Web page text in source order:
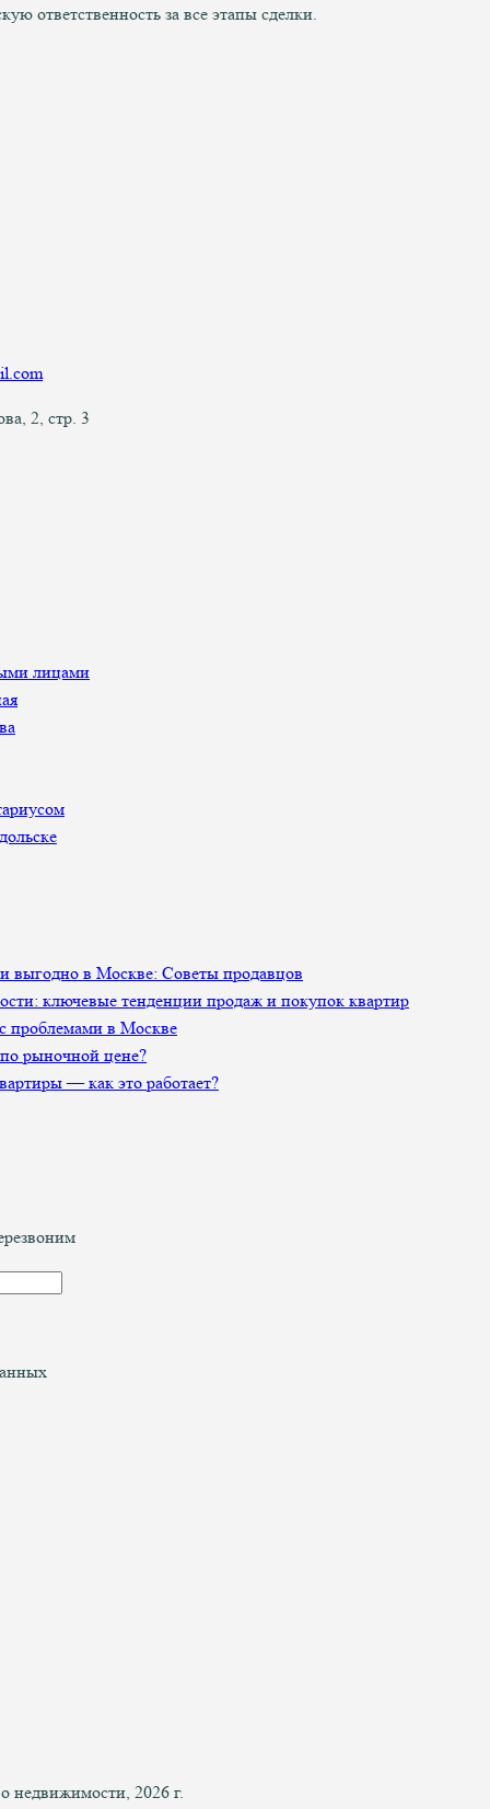
ответственность за все этапы сделки.
2, стр. 3
лицами
выгодно в Москве: Советы продавцов
ключевые тенденции продаж и покупок квартир
проблемами в Москве
рыночной цене?
— как это работает?
недвижимости, 2026 г.